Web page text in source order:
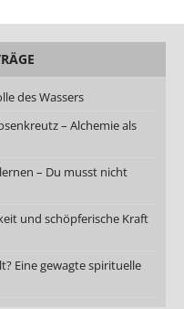
des Wassers
– Alchemie als
– Du musst nicht
und schöpferische Kraft
Eine gewagte spirituelle